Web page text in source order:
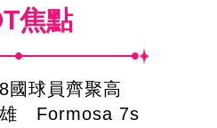
焦點
8國球員齊聚高
雄 Formosa 7s